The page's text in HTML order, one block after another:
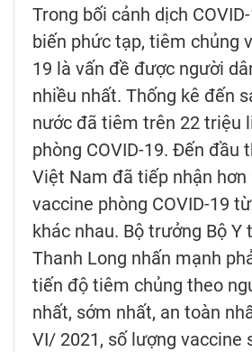
Trong bối cảnh dịch
biến phức tạp, tiêm chủng
19 là vấn đề được người
nhiều nhất. Thống kê đến
nước đã tiêm trên 22 triệu
phòng COVID-19. Đến đầu
Việt Nam đã tiếp nhận
vaccine phòng COVID-19
khác nhau. Bộ trưởng Bộ Y
Thanh Long nhấn mạnh
tiến độ tiêm chủng theo
nhất, sớm nhất, an toàn
VI/ 2021, số lượng vaccine